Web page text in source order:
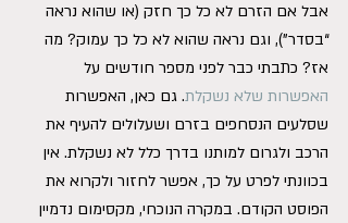
אבל אם הזרם לא כל כך חזק (או שהוא נראה
“בסדר”), וגם נראה שהוא לא כל כך עמוק? מה
אז? כתבתי כבר לפני מספר חודשים על
האפשרות שלא נשקלת. גם כאן, האפשרות
שסלעים הנסחפים בזרם ושעלולים להעיף את
הרכב ולגרום למותנו בדרך כלל לא נשקלת. אין
בכוונתי לפרט על כך, אפשר לחזור ולקרוא את
הפוסט הקודם. במקרה הנוכחי, מקסימום נדמיין